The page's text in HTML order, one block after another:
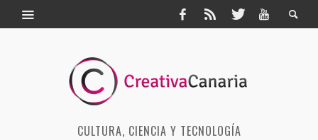
CULTURA, CIENCIA Y TECNOLOGÍA